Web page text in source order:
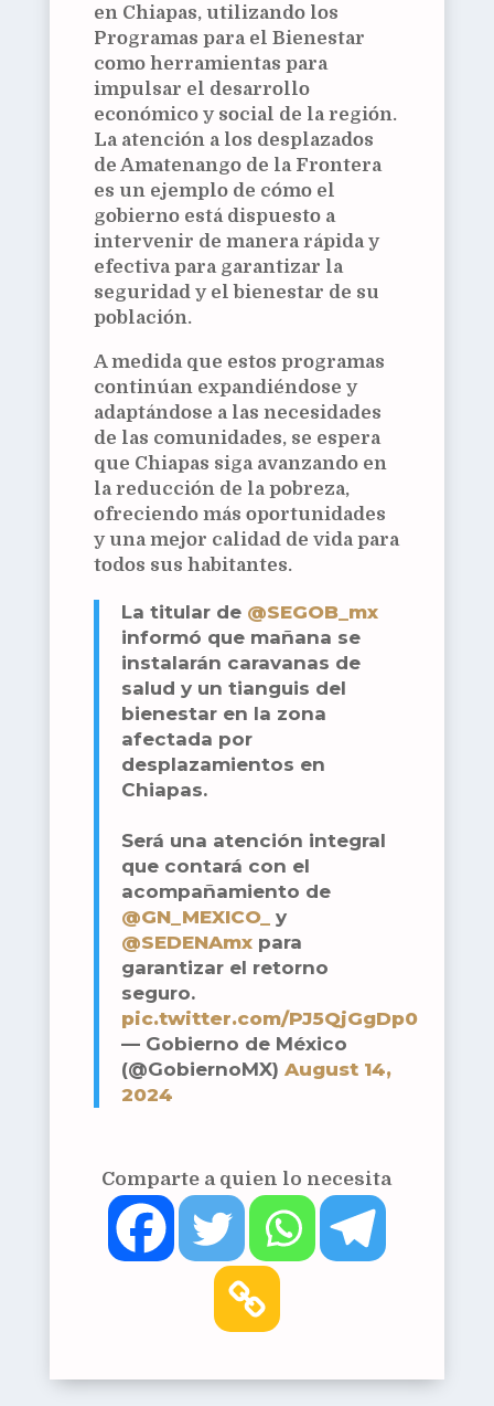
en Chiapas, utilizando los
Programas para el Bienestar
como herramientas para
impulsar el desarrollo
económico y social de la región.
La atención a los desplazados
de Amatenango de la Frontera
es un ejemplo de cómo el
gobierno está dispuesto a
intervenir de manera rápida y
efectiva para garantizar la
seguridad y el bienestar de su
población.
A medida que estos programas
continúan expandiéndose y
adaptándose a las necesidades
de las comunidades, se espera
que Chiapas siga avanzando en
la reducción de la pobreza,
ofreciendo más oportunidades
y una mejor calidad de vida para
todos sus habitantes.
La titular de @SEGOB_mx
informó que mañana se
instalarán caravanas de
salud y un tianguis del
bienestar en la zona
afectada por
desplazamientos en
Chiapas.
Será una atención integral
que contará con el
acompañamiento de
@GN_MEXICO_
y
@SEDENAmxpara
garantizar el retorno
seguro.
pic.twitter.com/PJ5QjGgDp0
— Gobierno de México
(@GobiernoMX) August 14,
2024
Comparte a quien lo necesita